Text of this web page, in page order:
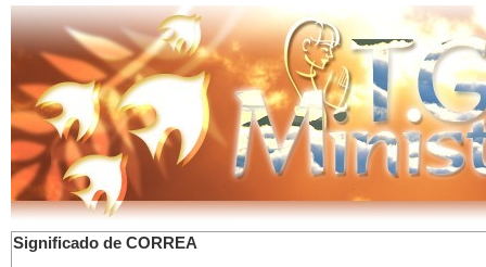
Significado de CORREA